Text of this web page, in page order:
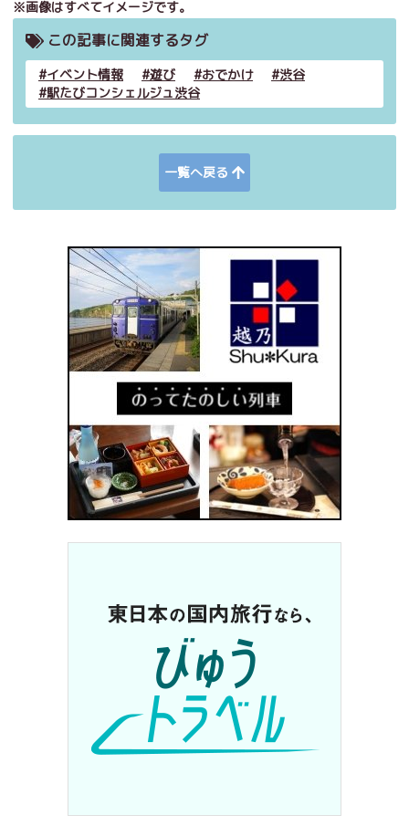
※画像はすべてイメージです。
この記事に関連するタグ
イベント情報 遊び おでかけ
渋谷
駅たびコンシェルジュ渋谷
一覧へ戻る